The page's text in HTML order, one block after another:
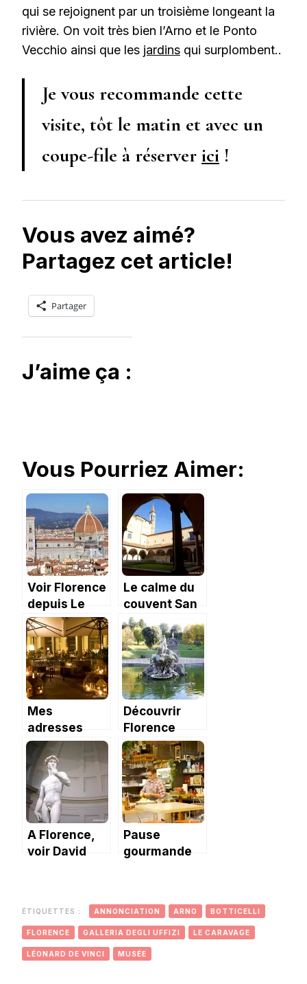
qui se rejoignent par un troisième longeant la
rivière. On voit très bien l’Arno et le Ponto
Vecchio ainsi que les jardins qui surplombent..
Je vous recommande cette
visite, tôt le matin et avec un
coupe-file à réserver ici !
Vous avez aimé?
Partagez cet article!
Partager
J’aime ça :
Vous Pourriez Aimer:
Voir Florence
depuis Le
Palazzo
Vecchio.
Le calme du
couvent San
Marco de
Florence.
Mes
adresses
testées et
validées à
Florence.
Découvrir
Florence
depuis les
jardins de
Boboli.
A Florence,
voir David
Pause
gourmande
ÉTIQUETTES : ANNONCIATION ARNO BOTTICELLI
FLORENCE GALLERIA DEGLI UFFIZI LE CARAVAGE
LÉONARD DE VINCI MUSÉE